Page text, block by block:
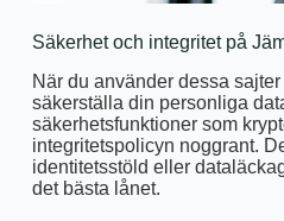
Säkerhet och integritet på
När du använder dessa
säkerställa din personliga
säkerhetsfunktioner som
integritetspolicyn noggrant.
identitetsstöld eller
det bästa lånet.